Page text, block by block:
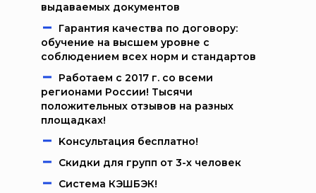
выдаваемых документов
Гарантия качества по договору:
обучение на высшем уровне с
соблюдением всех норм и стандартов
Работаем c 2017 г. со всеми
регионами России! Тысячи
положительных отзывов на разных
площадках!
Kонcультация бecплaтно!
Скидки для групп от 3-х человек
Система КЭШБЭК!